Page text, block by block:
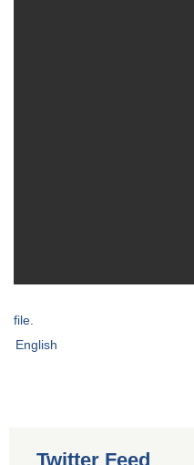
file.
English
Twitter Feed